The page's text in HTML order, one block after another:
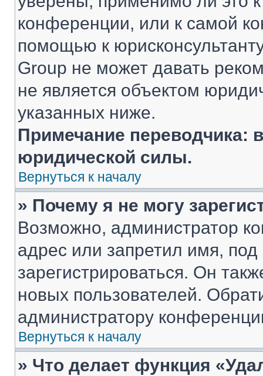
конференции, или к самой
помощью к
Group не может давать
не является объектом
указанных ниже.
Примечание переводчика:
юридической силы.
Вернуться к началу
» Почему я не могу
Возможно, администратор
адрес или запретил имя,
зарегистрироваться. Он
новых пользователей.
администратору
Вернуться к началу
» Что делает функция